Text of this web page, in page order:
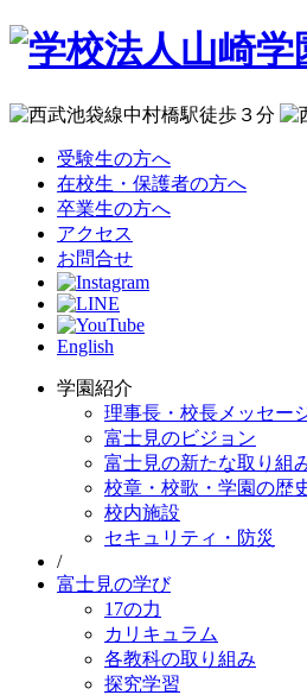
受験生の方へ
在校生・保護者の方へ
卒業生の方へ
アクセス
お問合せ
English
学園紹介
理事長・校長メッセー
富士見のビジョン
富士見の新たな取り組
校章・校歌・学園の歴
校内施設
セキュリティ・防災
/
富士見の学び
17の力
カリキュラム
各教科の取り組み
探究学習